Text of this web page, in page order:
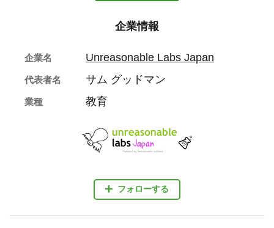
企業情報
フォローする
企業名 Unreasonable Labs Japan
代表者名 サム グッドマン
業種 教育